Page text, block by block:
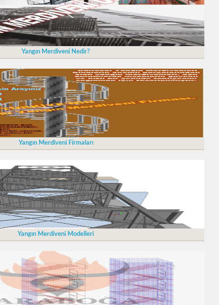
Yangın Merdiveni Nedir?
Yangın Merdiveni Firmaları
Yangın Merdiveni Modelleri